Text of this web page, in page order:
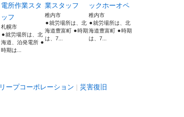
電所作業スタ
ッフ
札幌市
⚫︎就労場所は、北
海道、泊発電所 ⚫︎
時期は...
業スタッフ
稚内市
⚫︎就労場所は、北
海道豊富町 ⚫︎時期
は、7...
ックホーオペ
稚内市
⚫︎就労場所は、北
海道豊富町 ⚫︎時期
は、7...
リープコーポレーション 災害復旧